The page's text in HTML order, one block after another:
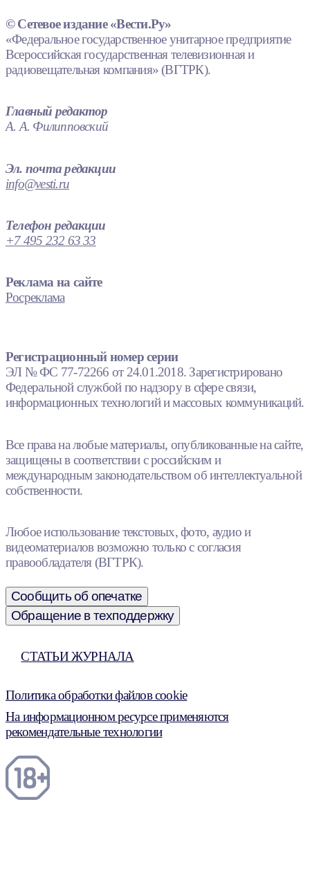
© Сетевое издание «Вести.Ру»
«Федеральное государственное унитарное предприятие
Всероссийская государственная телевизионная и
радиовещательная компания» (ВГТРК).
Главный редактор
А. А. Филипповский
Эл. почта редакции
info@vesti.ru
Телефон редакции
+7 495 232 63 33
Реклама на сайте
Росреклама
Регистрационный номер серии
ЭЛ № ФС 77-72266 от 24.01.2018. Зарегистрировано
Федеральной службой по надзору в сфере связи,
информационных технологий и массовых коммуникаций.
Все права на любые материалы, опубликованные на сайте,
защищены в соответствии с российским и
международным законодательством об интеллектуальной
собственности.
Любое использование текстовых, фото, аудио и
видеоматериалов возможно только с согласия
правообладателя (ВГТРК).
Сообщить об опечатке
Обращение в техподдержку
СТАТЬИ ЖУРНАЛА
Политика обработки файлов cookie
На информационном ресурсе применяются
рекомендательные технологии